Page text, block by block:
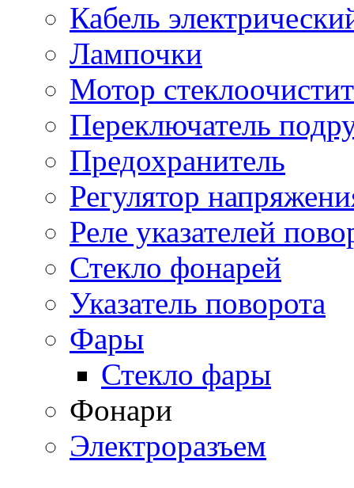
Кабель
Лампочки
Мотор
Переключатель
Предохранитель
Регулятор
Реле указателей
Стекло фонарей
Указатель поворота
Фары
Стекло фары
Фонари
Электроразъем